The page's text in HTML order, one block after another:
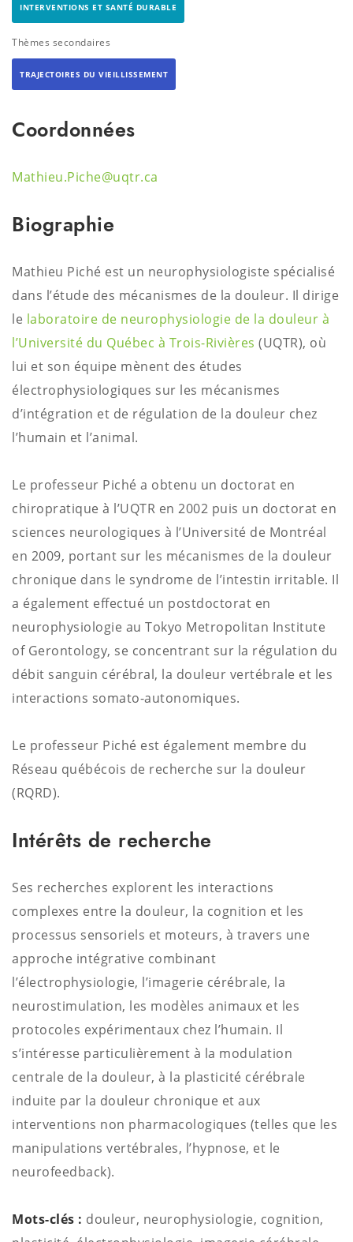
INTERVENTIONS ET SANTÉ DURABLE
Thèmes secondaires
TRAJECTOIRES DU VIEILLISSEMENT
Coordonnées
Mathieu.Piche@uqtr.ca
Biographie
Mathieu Piché est un neurophysiologiste spécialisé
dans l’étude des mécanismes de la douleur. Il dirige
le laboratoire de neurophysiologie de la douleur à
l’Université du Québec à Trois-Rivières (UQTR), où
lui et son équipe mènent des études
électrophysiologiques sur les mécanismes
d’intégration et de régulation de la douleur chez
l’humain et l’animal.
Le professeur Piché a obtenu un doctorat en
chiropratique à l’UQTR en 2002 puis un doctorat en
sciences neurologiques à l’Université de Montréal
en 2009, portant sur les mécanismes de la douleur
chronique dans le syndrome de l’intestin irritable. Il
a également effectué un postdoctorat en
neurophysiologie au Tokyo Metropolitan Institute
of Gerontology, se concentrant sur la régulation du
débit sanguin cérébral, la douleur vertébrale et les
interactions somato-autonomiques.
Le professeur Piché est également membre du
Réseau québécois de recherche sur la douleur
(RQRD).
Intérêts de recherche
Ses recherches explorent les interactions
complexes entre la douleur, la cognition et les
processus sensoriels et moteurs, à travers une
approche intégrative combinant
l’électrophysiologie, l’imagerie cérébrale, la
neurostimulation, les modèles animaux et les
protocoles expérimentaux chez l’humain. Il
s’intéresse particulièrement à la modulation
centrale de la douleur, à la plasticité cérébrale
induite par la douleur chronique et aux
interventions non pharmacologiques (telles que les
manipulations vertébrales, l’hypnose, et le
neurofeedback).
Mots-clés : douleur, neurophysiologie, cognition,